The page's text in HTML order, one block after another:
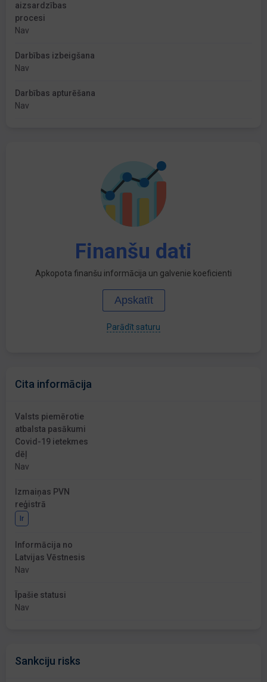
aizsardzības
procesi
Nav
Darbības izbeigšana
Nav
Darbības apturēšana
Nav
Finanšu dati
Apkopota finanšu informācija un galvenie koeficienti
Apskatīt
Parādīt saturu
Cita informācija
Valsts piemērotie
atbalsta pasākumi
Covid-19 ietekmes
dēļ
Nav
Izmaiņas PVN
reģistrā
Ir
Informācija no
Latvijas Vēstnesis
Nav
Īpašie statusi
Nav
Sankciju risks